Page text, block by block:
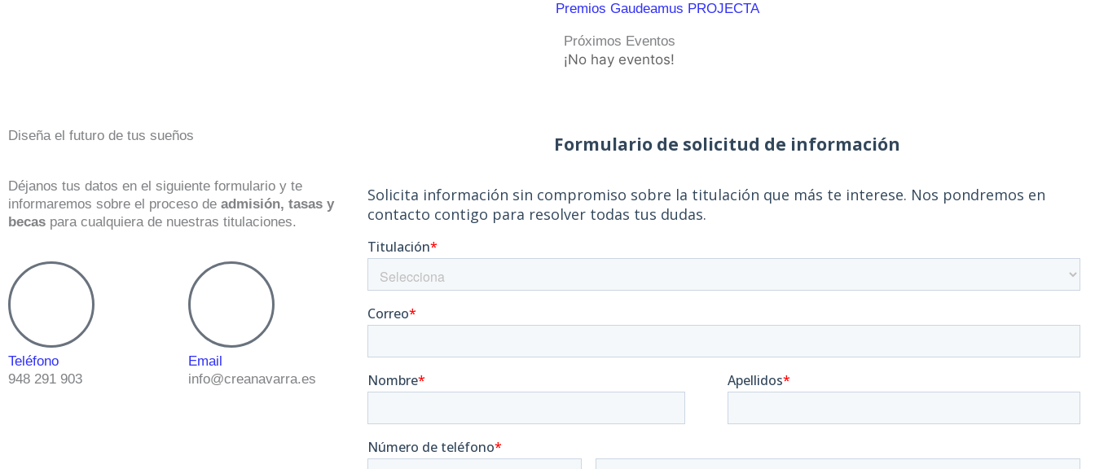
Premios Gaudeamus PROJECTA
Próximos Eventos
¡No hay eventos!
Diseña el futuro de tus sueños
Déjanos tus datos en el siguiente formulario y te
informaremos sobre el proceso de admisión, tasas y
becas para cualquiera de nuestras titulaciones.
Teléfono
948 291 903
Email
info@creanavarra.es